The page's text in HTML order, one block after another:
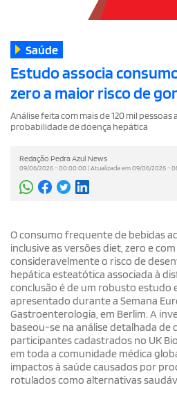
Saúde
Estudo associa
zero a maior risco de
Análise feita com mais de 120 mil
probabilidade de doença hepática
Redação Pedra Azul News
09/06/2026 - 00:00:00 | Atualizada em 09/06/2026 -
O consumo frequente de bebidas
inclusive as versões diet, zero e
consideravelmente o risco de
hepática esteatótica associada à
conclusão é de um robusto estudo
apresentado durante a Semana
Gastroenterologia, em Berlim. A
baseou-se na análise detalhada de
participantes cadastrados no UK
em toda a comunidade médica
impactos à saúde causados por
rotulados como alternativas